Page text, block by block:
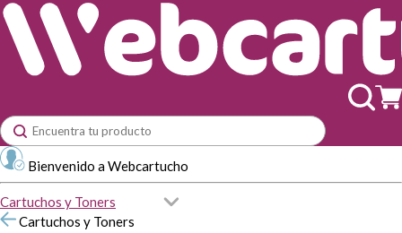
Bienvenido a Webcartucho
Cartuchos y Toners
Cartuchos y Toners